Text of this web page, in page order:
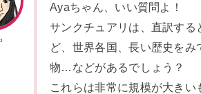
Ayaちゃん、いい質問よ！
サンクチュアリは、直訳す
ど、世界各国、長い歴史を
物…などがあるでしょう？
これらは非常に規模が大き